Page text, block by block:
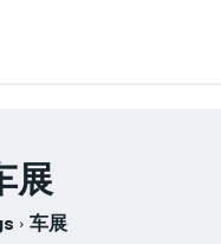
to Liberty Case
a curated list of the most
Case
list of the most
Case
list of the most
展
车展